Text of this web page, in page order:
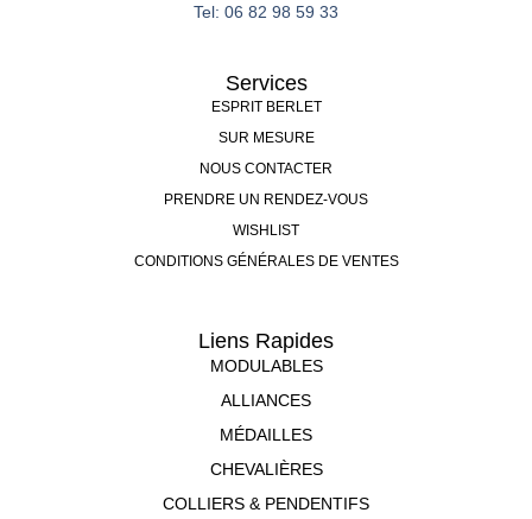
Services
ESPRIT BERLET
SUR MESURE
NOUS CONTACTER
PRENDRE UN RENDEZ-VOUS
WISHLIST
CONDITIONS GÉNÉRALES DE VENTES
Liens Rapides
MODULABLES
ALLIANCES
MÉDAILLES
CHEVALIÈRES
COLLIERS & PENDENTIFS
Tel: 06 82 98 59 33